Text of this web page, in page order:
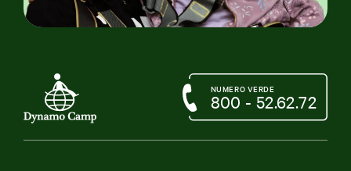
800 - 52.62.72
NUMERO VERDE